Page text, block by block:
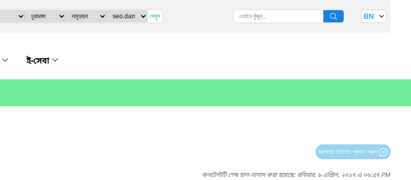
দেখুন BN
ই-সেবা
আপনার মতামত প্রদান করুন
কনটেন্টটি শেষ হাল-নাগাদ করা হয়েছে: রবিবার, ৯ এপ্রিল, ২০১৭ এ ০৬:৫৭ PM